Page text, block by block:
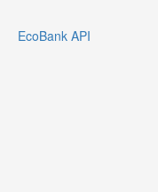
EcoBank API